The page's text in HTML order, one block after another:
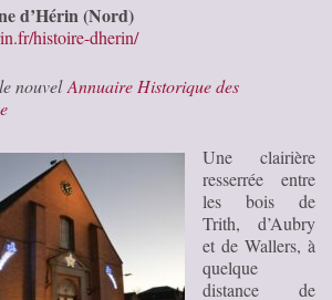
d’Hérin (Nord)
histoire-dherin/
nouvelAnnuaire Historique des
Une clairière
resserrée entre
les bois de
Trith, d’Aubry
et de Wallers, à
quelque
distance de